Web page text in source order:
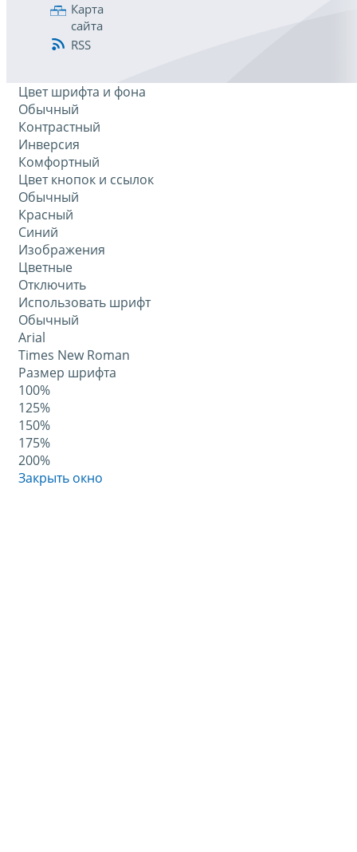
Карта
сайта
RSS
Цвет шрифта и фона
Обычный
Контрастный
Инверсия
Комфортный
Цвет кнопок и ссылок
Обычный
Красный
Синий
Изображения
Цветные
Отключить
Использовать шрифт
Обычный
Arial
Times New Roman
Размер шрифта
100%
125%
150%
175%
200%
Закрыть окно